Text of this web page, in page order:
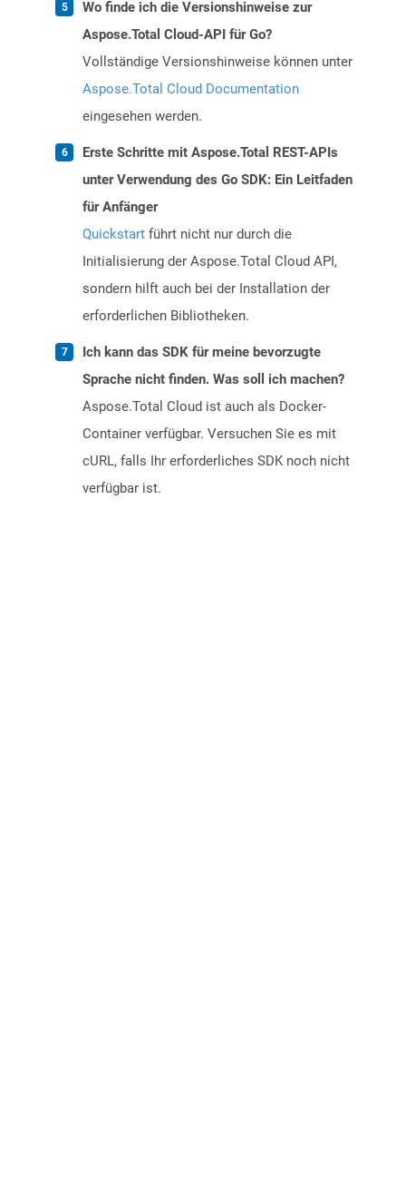
Wo finde ich die Versionshinweise zur
Aspose.Total Cloud-API für Go?
Vollständige Versionshinweise können unter
Aspose.Total Cloud Documentation
eingesehen werden.
Erste Schritte mit Aspose.Total REST-APIs
unter Verwendung des Go SDK: Ein Leitfaden
für Anfänger
Quickstart führt nicht nur durch die
Initialisierung der Aspose.Total Cloud API,
sondern hilft auch bei der Installation der
erforderlichen Bibliotheken.
Ich kann das SDK für meine bevorzugte
Sprache nicht finden. Was soll ich machen?
Aspose.Total Cloud ist auch als Docker-
Container verfügbar. Versuchen Sie es mit
cURL, falls Ihr erforderliches SDK noch nicht
verfügbar ist.